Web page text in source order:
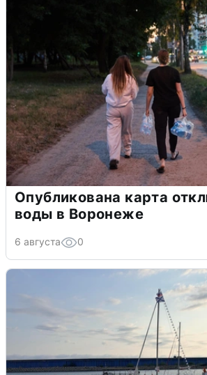
Опубликована карта
воды в Воронеже
6 августа 0